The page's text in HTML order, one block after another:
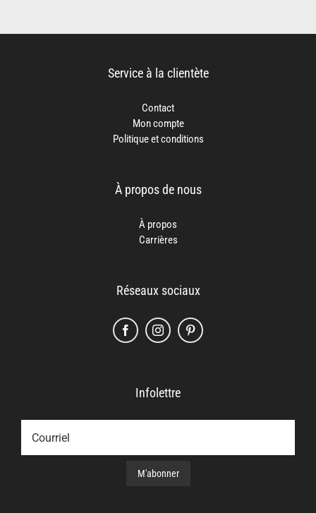
Service à la clientète
Contact
Mon compte
Politique et conditions
À propos de nous
À propos
Carrières
Réseaux sociaux
Infolettre